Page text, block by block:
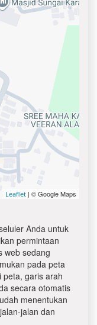
Leaflet | © Google Maps
Anda untuk
permintaan
web sedang
pada peta
peta, garis arah
secara otomatis
menentukan
jalan dan